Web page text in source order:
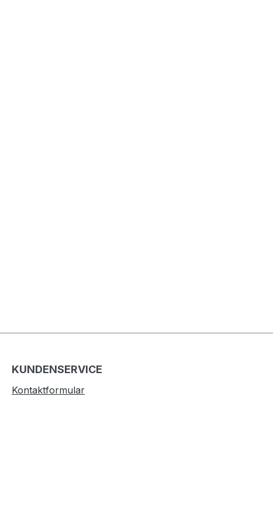
KUNDENSERVICE
Kontaktformular